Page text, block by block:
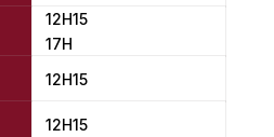
12H15
17H
12H15
12H15